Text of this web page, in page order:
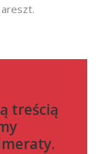
treścią
.